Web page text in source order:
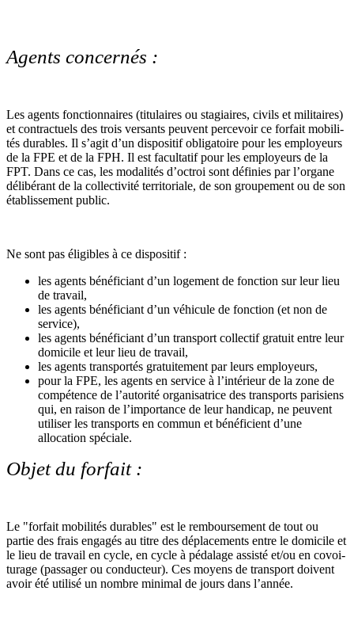
Agents concernés :
Les agents fonc­tion­nai­res (titu­lai­res ou sta­giai­res, civils et mili­tai­res)
et contrac­tuels des trois ver­sants peu­vent per­ce­voir ce for­fait mobi­li­
tés dura­bles. Il s’agit d’un dis­po­si­tif obli­ga­toire pour les employeurs
de la FPE et de la FPH. Il est faculta­tif pour les employeurs de la
FPT. Dans ce cas, les moda­li­tés d’octroi sont défi­nies par l’organe
déli­bé­rant de la col­lec­ti­vité ter­ri­to­riale, de son grou­pe­ment ou de son
établissement public.
Ne sont pas éligibles à ce dis­po­si­tif :
les agents bénéficiant d’un logement de fonction sur leur lieu
de travail,
les agents bénéficiant d’un véhicule de fonction (et non de
service),
les agents bénéficiant d’un transport collectif gratuit entre leur
domicile et leur lieu de travail,
les agents transportés gratuitement par leurs employeurs,
pour la FPE, les agents en service à l’intérieur de la zone de
compétence de l’autorité organisatrice des transports parisiens
qui, en raison de l’importance de leur handicap, ne peuvent
utiliser les transports en commun et bénéficient d’une
allocation spéciale.
Objet du forfait :
Le "for­fait mobi­li­tés dura­bles" est le rem­bour­se­ment de tout ou
partie des frais enga­gés au titre des dépla­ce­ments entre le domi­cile et
le lieu de tra­vail en cycle, en cycle à péda­lage assisté et/ou en covoi­
tu­rage (pas­sa­ger ou conduc­teur). Ces moyens de trans­port doi­vent
avoir été uti­lisé un nombre mini­mal de jours dans l’année.